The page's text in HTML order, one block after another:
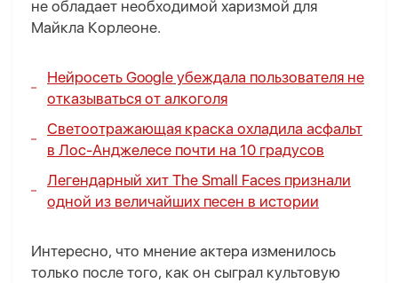
не обладает необходимой харизмой для
Майкла Корлеоне.
Нейросеть Google убеждала пользователя не
отказываться от алкоголя
Светоотражающая краска охладила асфальт
в Лос-Анджелесе почти на 10 градусов
Легендарный хит The Small Faces признали
одной из величайших песен в истории
Интересно, что мнение актера изменилось
только после того, как он сыграл культовую